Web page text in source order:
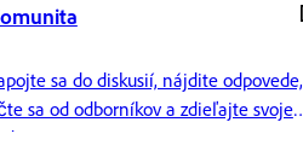
sa do diskusií, nájdite odpovede,
sa od odborníkov a zdieľajte svoje